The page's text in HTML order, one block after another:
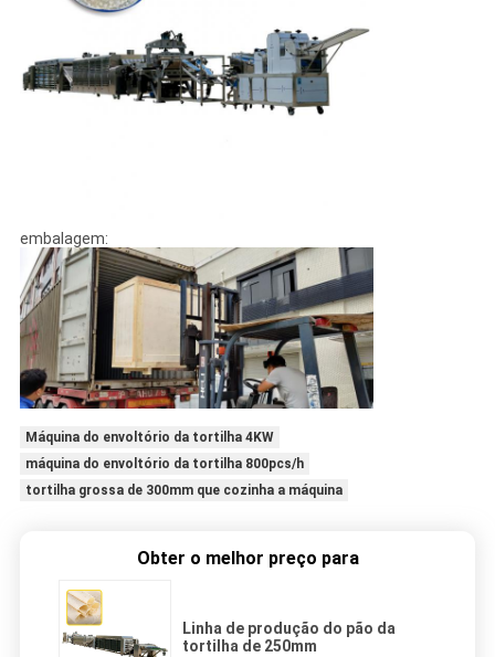
embalagem:
Máquina do envoltório da tortilha 4KW
máquina do envoltório da tortilha 800pcs/h
tortilha grossa de 300mm que cozinha a máquina
Obter o melhor preço para
Linha de produção do pão da
tortilha de 250mm